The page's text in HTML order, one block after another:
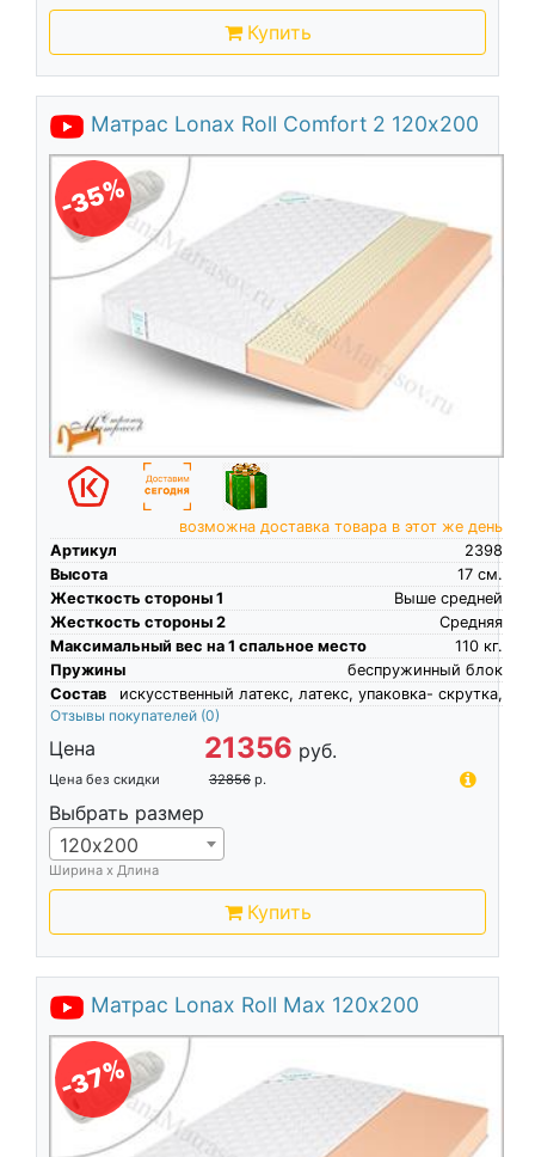
Купить
Матрас Lonax Roll Comfort 2 120х200
-35%
возможна доставка товара в этот же день
Артикул
2398
Высота
см.
17
Жесткость стороны 1
Выше средней
Жесткость стороны 2
Средняя
Максимальный вес на 1 спальное место
кг.
110
Пружины
беспружинный блок
Состав
искусственный латекс, латекс, упаковка- скрутка,
Отзывы покупателей (0)
Цена 21356 руб.
Цена без скидки 32856 р.
Выбрать размер
120х200
Ширина х Длина
Купить
Матрас Lonax Roll Max 120х200
-37%